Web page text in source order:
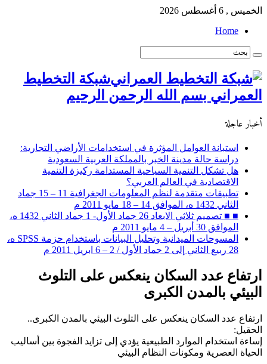
الخميس , 6 أغسطس 2026
Home
شبكة التخطيط
العمراني بسم الله الرحمن الرحيم
أخبار عاجلة
استبانة العوامل المؤثرة في استخدامات الأراضي التجارية:
دراسة حالة مدينة الخبر بالمملكة العربية السعودية
هل تشكل التنمية السياحية المستدامة ركيزة التنمية
الاقتصادية في العالم العربي؟
تطبيقات متقدمة لنظم المعلومات الجغرافية 11 – 15 جماد
الثاني 1432 ه، الموافق 14 – 18 مايو 2011 م
■ ■ تصميم ثلاثي الابعاد 26 جماد الأول- 1 جماد الثاني 1432 ه،
الموافق 30 أبريل – 4 مايو 2011 م
المسوحات الميدانية وتحليل البيانات باستخدام حزمة SPSS ه،
28 ربيع الثاني إلى 2 جماد الأول / 2 – 6 ابريل 2011 م
ارتفاع عدد السكان ينعكس على التلوث
البيئي بالمدن الكبرى
ارتفاع عدد السكان ينعكس على التلوث البيئي بالمدن الكبرى..
الحقيل:
إساءة استخدام الموارد الطبيعية يؤدي إلى تزايد الفجوة بين أساليب
الحياة العصرية ومكونات النظام البيئي